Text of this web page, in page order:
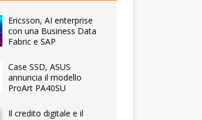
Ericsson, AI enterprise
con una Business Data
Fabric e SAP
Case SSD, ASUS
annuncia il modello
ProArt PA40SU
Il credito digitale e il